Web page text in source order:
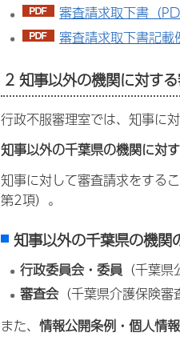
審査請求取下書（
審査請求取下書記載
2 知事以外の機関に対す
行政不服審理室では、知事に
知事以外の千葉県の機関に対
知事に対して審査請求をする
第2項）。
知事以外の千葉県の機関
行政委員会・委員 （千葉
審査会（千葉県介護保険審
また、 情報公開条例・個人情